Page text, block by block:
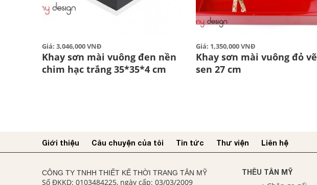
Giá: 3,046,000 VNĐ
Khay sơn mài vuông đen nền
chim hạc trắng 35*35*4 cm
Giá: 1,350,000 VNĐ
Khay sơn mài vuông đỏ vẽ
sen 27 cm
Giới thiệu Câu chuyện của tôi Tin tức Thư viện Liên hệ
CÔNG TY TNHH THIẾT KẾ THỜI TRANG TÂN MỸ
Số ĐKKD: 0103484225, ngày cấp: 03/03/2009
THÊU TÂN MỸ